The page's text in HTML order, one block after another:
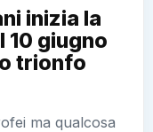
inizia la
10 giugno
trionfo
ma qualcosa